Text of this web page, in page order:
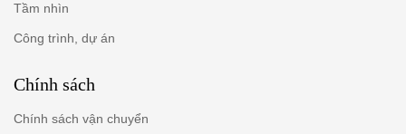
Tầm nhìn
Công trình, dự án
Chính sách
Chính sách vận chuyển